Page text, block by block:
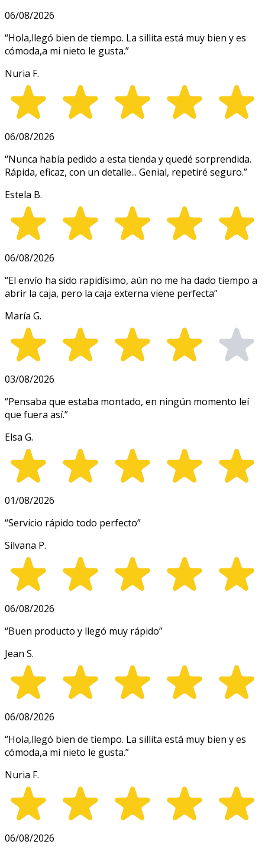
06/08/2026
“Hola,llegó bien de tiempo. La sillita está muy bien y es
cómoda,a mi nieto le gusta.”
Nuria F.
06/08/2026
“Nunca había pedido a esta tienda y quedé sorprendida.
Rápida, eficaz, con un detalle... Genial, repetiré seguro.”
Estela B.
06/08/2026
“El envío ha sido rapidísimo, aún no me ha dado tiempo a
abrir la caja, pero la caja externa viene perfecta”
María G.
03/08/2026
“Pensaba que estaba montado, en ningún momento leí
que fuera así.”
Elsa G.
01/08/2026
“Servicio rápido todo perfecto”
Silvana P.
06/08/2026
“Buen producto y llegó muy rápido”
Jean S.
06/08/2026
“Hola,llegó bien de tiempo. La sillita está muy bien y es
cómoda,a mi nieto le gusta.”
Nuria F.
06/08/2026